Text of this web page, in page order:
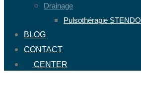
Drainage
Pulsothérapie STENDO
BLOG
CONTACT
CENTER